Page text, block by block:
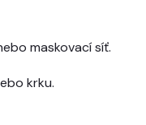
maskovací síť.
krku.